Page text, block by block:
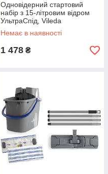
Одновідерний стартовий
набір з 15-літровим відром
УльтраСпід, Vileda
Professional
Немає в наявності
1 478 ₴